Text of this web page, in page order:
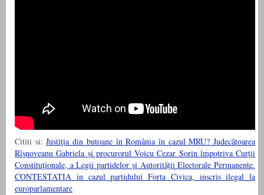
Cititi si:Justiţia din butoane în România în cazul MRU? Judecătoarea
Rîşnoveanu Gabriela şi procurorul Voicu Cezar Sorin împotriva Curţii
Constituţionale, a Legii partidelor şi Autorităţii Electorale Permanente.
CONTESTATIA in cazul partidului Forta Civica, inscris ilegal la
europarlamentare